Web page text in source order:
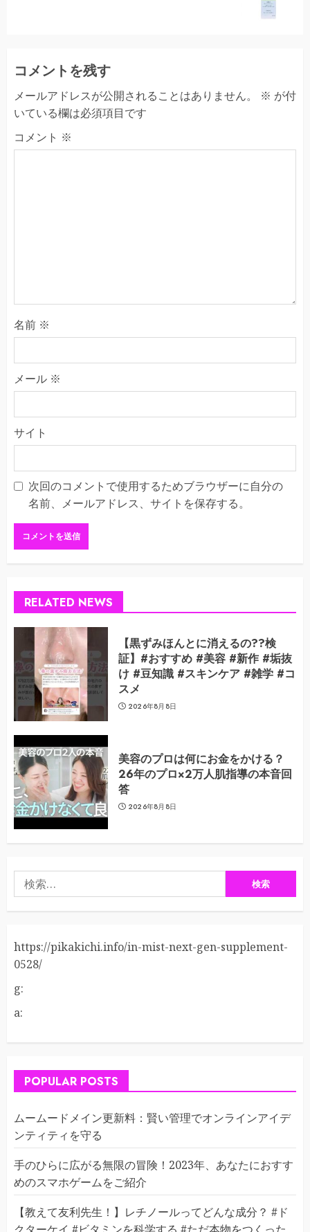
コメントを残す
メールアドレスが公開されることはありません。 ※ が付
いている欄は必須項目です
コメント ※
名前 ※
メール ※
サイト
次回のコメントで使用するためブラウザーに自分の
名前、メールアドレス、サイトを保存する。
RELATED NEWS
【黒ずみほんとに消えるの??検
証】#おすすめ #美容 #新作 #垢抜
け #豆知識 #スキンケア #雑学 #コ
スメ
2026年8月8日
美容のプロは何にお金をかける？
26年のプロ×2万人肌指導の本音回
答
2026年8月8日
索:
https://pikakichi.info/in-mist-next-gen-supplement-
0528/
g:
a:
POPULAR POSTS
ムームードメイン更新料：賢い管理でオンラインアイデ
ンティティを守る
手のひらに広がる無限の冒険！2023年、あなたにおすす
めのスマホゲームをご紹介
【教えて友利先生！】レチノールってどんな成分？ #ド